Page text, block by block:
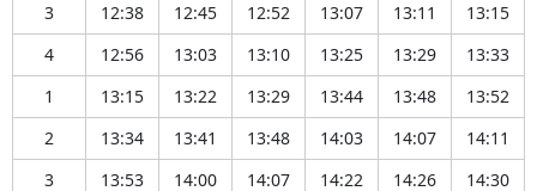
3
12:38 12:45 12:52 13:07 13:11
13:15
4
12:56 13:03 13:10 13:25 13:29
13:33
1
13:15 13:22 13:29 13:44 13:48
13:52
2
13:34 13:41 13:48 14:03 14:07
14:11
3
13:53 14:00 14:07 14:22 14:26
14:30